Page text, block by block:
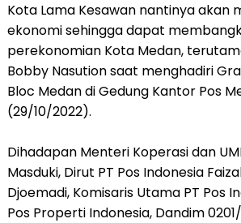
Kota Lama Kesawan nantinya akan
ekonomi sehingga dapat
perekonomian Kota Medan,
Bobby Nasution saat menghadiri
Bloc Medan di Gedung Kantor Pos
(29/10/2022).
Dihadapan Menteri Koperasi dan
Masduki, Dirut PT Pos Indonesia
Djoemadi, Komisaris Utama PT Pos
Pos Properti Indonesia, Dandim